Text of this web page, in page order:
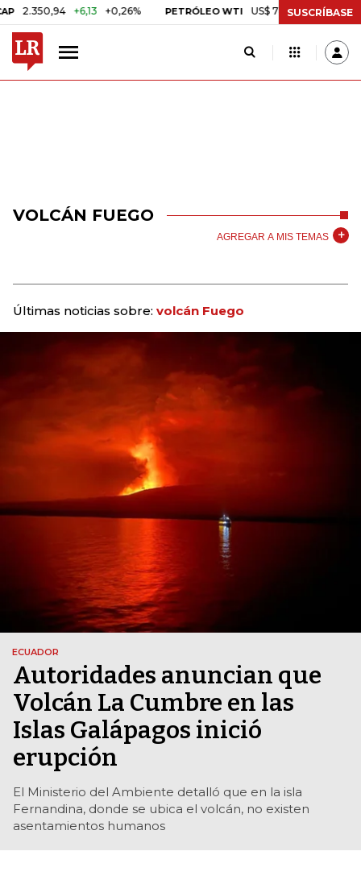
+6,13 +0,26% PETRÓLEO WTI US$ 78,18 US$ 0,17
SUSCRÍBASE
VOLCÁN FUEGO
AGREGAR A MIS TEMAS
Últimas noticias sobre: volcán Fuego
ECUADOR
Autoridades anuncian que
Volcán La Cumbre en las
Islas Galápagos inició
erupción
El Ministerio del Ambiente detalló que en la isla
Fernandina, donde se ubica el volcán, no existen
asentamientos humanos